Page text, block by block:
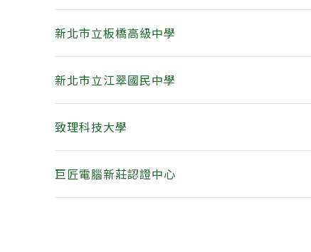
新北市立板橋高級中學
新北市立江翠國民中學
致理科技大學
巨匠電腦新莊認證中心